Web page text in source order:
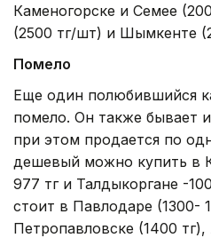
Каменогорске и Семее
(2500 тг/шт) и Шымкенте
Помело
Еще один полюбившийся
помело. Он также бывает
при этом продается по
дешевый можно купить в
977 тг и Талдыкоргане -
стоит в Павлодаре (1300-
Петропавловске (1400 тг),